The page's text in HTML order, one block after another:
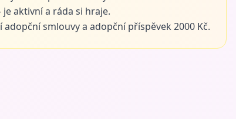
aktivní a ráda si hraje.
smlouvy a adopční příspěvek 2000 Kč.